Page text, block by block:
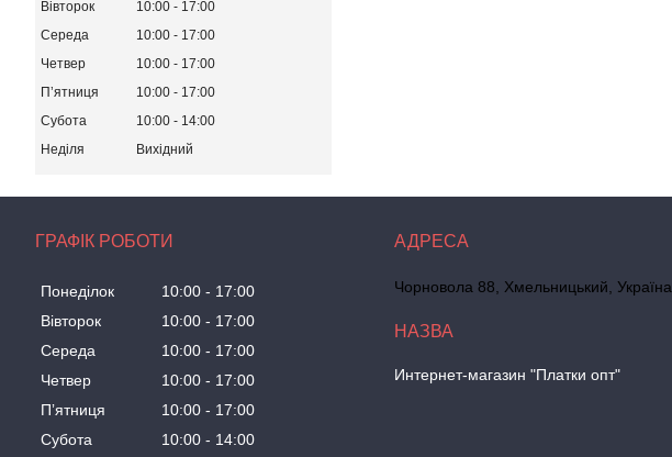
Вівторок
10:00
17:00
Середа
10:00
17:00
Четвер
10:00
17:00
Пʼятниця
10:00
17:00
Субота
10:00
14:00
Неділя
Вихідний
ГРАФІК РОБОТИ
Понеділок 10:00
17:00
Вівторок
10:00
17:00
Середа
10:00
17:00
Четвер
10:00
17:00
Пʼятниця
10:00
17:00
Субота
10:00 14:00
Чорновола 88, Хмельницький, Україна
Интернет-магазин "Платки опт"